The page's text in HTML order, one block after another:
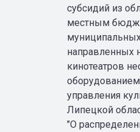
субсидий из
местным
направленных
кинотеатров
управления
Липецкой
"О